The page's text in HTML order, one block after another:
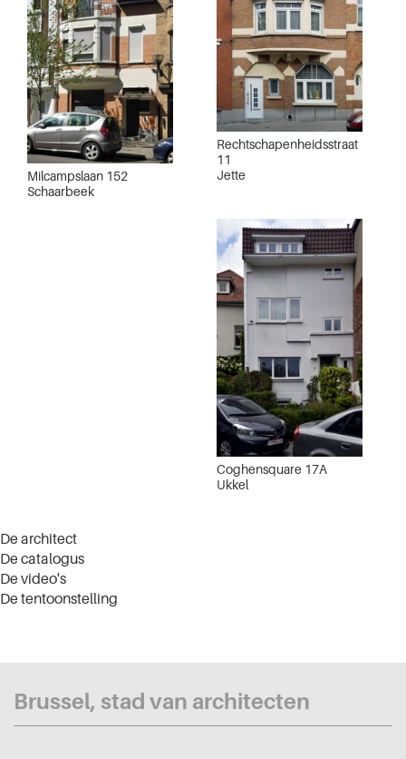
Milcampslaan 152
Schaarbeek
Rechtschapenheidsstraat
11
Jette
Coghensquare 17A
Ukkel
De architect
De catalogus
De video's
De tentoonstelling
Brussel, stad van architecten